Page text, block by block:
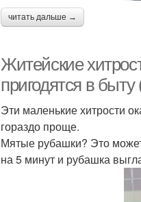
читать дальше →
Житейские
пригодятся в
Эти маленькие хитрости
гораздо проще.
Мятые рубашки? Это может
на 5 минут и рубашка